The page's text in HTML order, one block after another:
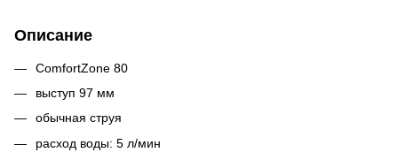
Описание
ComfortZone 80
выступ 97 мм
обычная струя
расход воды: 5 л/мин